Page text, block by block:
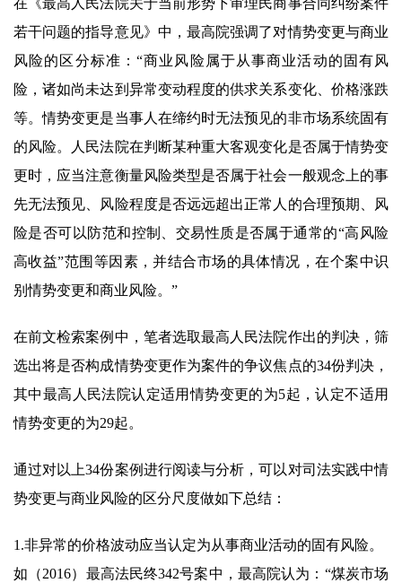
在《最高人民法院关于当前形势下审理民商事合同纠纷案件
若干问题的指导意见》中，最高院强调了对情势变更与商业
风险的区分标准：“商业风险属于从事商业活动的固有风
险，诸如尚未达到异常变动程度的供求关系变化、价格涨跌
等。情势变更是当事人在缔约时无法预见的非市场系统固有
的风险。人民法院在判断某种重大客观变化是否属于情势变
更时，应当注意衡量风险类型是否属于社会一般观念上的事
先无法预见、风险程度是否远远超出正常人的合理预期、风
险是否可以防范和控制、交易性质是否属于通常的“高风险
高收益”范围等因素，并结合市场的具体情况，在个案中识
别情势变更和商业风险。”
在前文检索案例中，笔者选取最高人民法院作出的判决，筛
选出将是否构成情势变更作为案件的争议焦点的34份判决，
其中最高人民法院认定适用情势变更的为5起，认定不适用
情势变更的为29起。
通过对以上34份案例进行阅读与分析，可以对司法实践中情
势变更与商业风险的区分尺度做如下总结：
1.非异常的价格波动应当认定为从事商业活动的固有风险。
如（2016）最高法民终342号案中，最高院认为：“煤炭市场